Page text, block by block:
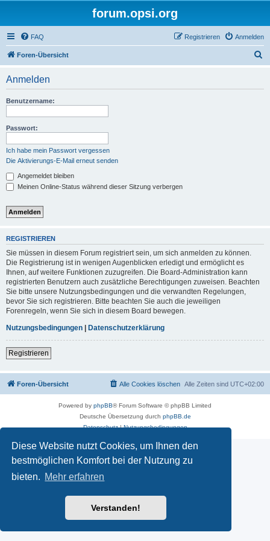
Diese Website nutzt Cookies, um Ihnen den
bestmöglichen Komfort bei der Nutzung zu
bieten. Mehr erfahren
Verstanden!
forum.opsi.org
FAQ Anmelden
Registrieren
Foren-Übersicht
Anmelden
Benutzername:
Passwort:
Ich habe mein Passwort vergessen
Die Aktivierungs-E-Mail erneut senden
Angemeldet bleiben
Meinen Online-Status während dieser Sitzung verbergen
REGISTRIEREN
Sie müssen in diesem Forum registriert sein, um sich anmelden zu können.
Die Registrierung ist in wenigen Augenblicken erledigt und ermöglicht es
Ihnen, auf weitere Funktionen zuzugreifen. Die Board-Administration kann
registrierten Benutzern auch zusätzliche Berechtigungen zuweisen. Beachten
Sie bitte unsere Nutzungsbedingungen und die verwandten Regelungen,
bevor Sie sich registrieren. Bitte beachten Sie auch die jeweiligen
Forenregeln, wenn Sie sich in diesem Board bewegen.
Nutzungsbedingungen | Datenschutzerklärung
Registrieren
Foren-Übersicht Alle Zeiten sind UTC+02:00
Alle Cookies löschen
Powered by phpBB® Forum Software © phpBB Limited
Deutsche Übersetzung durch phpBB.de
Datenschutz|Nutzungsbedingungen